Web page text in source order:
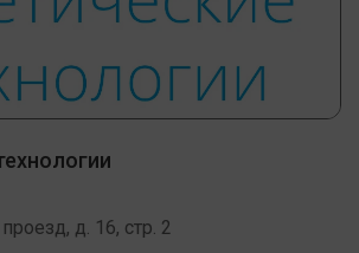
д. 16, стр. 2